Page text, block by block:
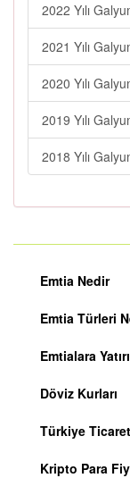
2022 Yılı
2021 Yılı
2020 Yılı
2019 Yılı
2018 Yılı
Emtia Nedir
Emtia Türleri
Emtialara
Döviz Kurları
Türkiye
Kripto Para